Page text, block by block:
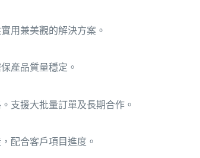
用兼美觀的解決方案。
產品質量穩定。
支援大批量訂單及長期合作。
配合客戶項目進度。